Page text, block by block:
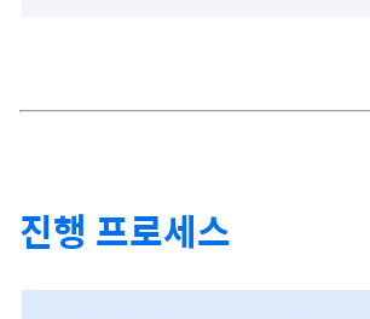
진행 프로세스